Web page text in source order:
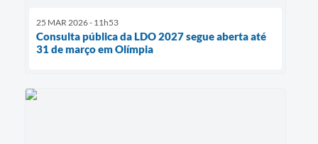
25 MAR 2026 - 11h53
Consulta pública da LDO 2027 segue aberta até
31 de março em Olímpia